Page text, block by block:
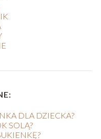
DLA DZIECKA?
SOLĄ?